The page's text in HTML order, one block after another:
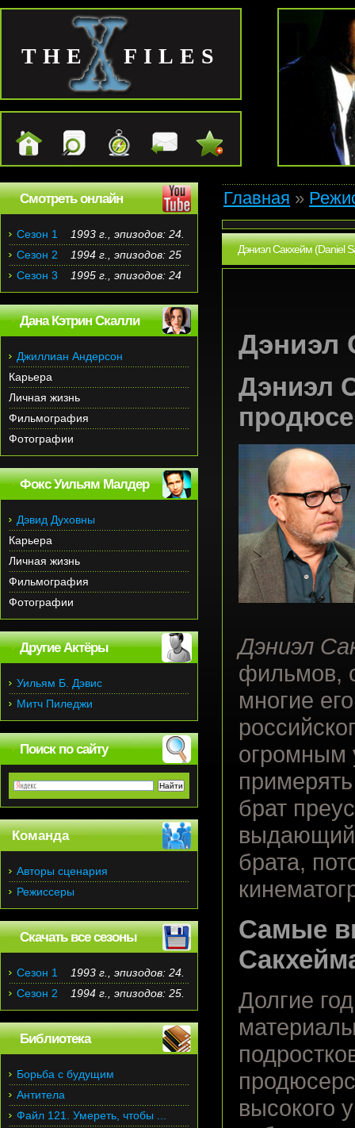
THE FILES
Главная »
Дэниэл Сакхейм (Daniel
Дэниэл
Дэниэл
Дэниэл
фильмов,
многие
огромным
брат
брата,
Самые
Долгие
высокого
Смотреть онлайн
Сезон 1
1993 г., эпизодов: 24.
Сезон 2
1994 г., эпизодов: 25
Сезон 3
1995 г., эпизодов: 24
Дана Кэтрин Скалли
Джиллиан Андерсон
Карьера
Личная жизнь
Фильмография
Фотографии
Фокс Уильям Малдер
Дэвид Духовны
Карьера
Личная жизнь
Фильмография
Фотографии
Другие Актёры
Уильям Б. Дэвис
Митч Пиледжи
Поиск по сайту
Команда
Авторы сценария
Режиссеры
Скачать все сезоны
Сезон 1
1993 г., эпизодов: 24.
Сезон 2
1994 г., эпизодов: 25.
Библиотека
Борьба с будущим
Антитела
Файл 121. Умереть, чтобы ...